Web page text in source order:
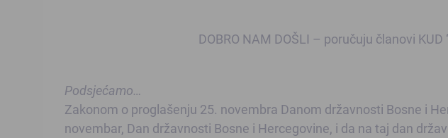
DOBRO NAM DOŠLI – poručuju članovi KUD
Podsjećamo…
Zakonom o proglašenju 25. novembra Danom državnosti Bosne i
novembar, Dan državnosti Bosne i Hercegovine, i da na taj dan